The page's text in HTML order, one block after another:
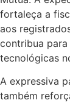
fortaleça a
aos
contribua
tecnológicas
A expressiva
também